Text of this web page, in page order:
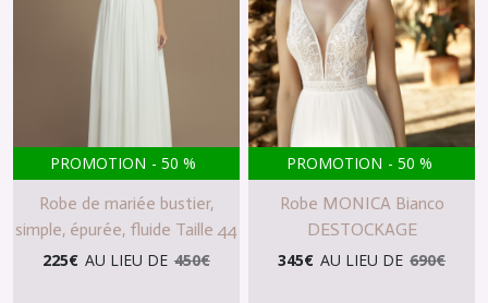
PROMOTION - 50 %
Robe de mariée bustier,
simple, épurée, fluide Taille 44
225€ AU LIEU DE 450€
PROMOTION - 50 %
Robe MONICA Bianco
DESTOCKAGE
345€ AU LIEU DE 690€